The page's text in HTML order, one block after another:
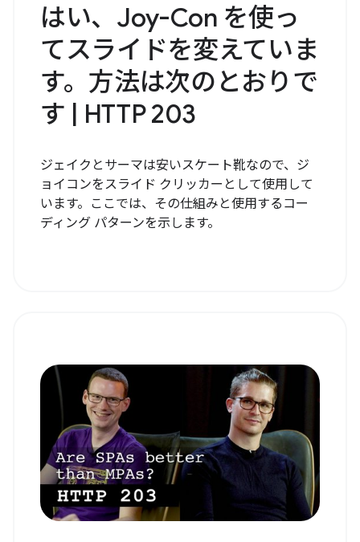
はい、Joy-Con を使っ
てスライドを変えていま
す。方法は次のとおりで
す | HTTP 203
ジェイクとサーマは安いスケート靴なので、ジ
ョイコンをスライド クリッカーとして使用して
います。ここでは、その仕組みと使用するコー
ディング パターンを示します。